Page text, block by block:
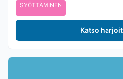
SYÖTTÄMINEN
Katso